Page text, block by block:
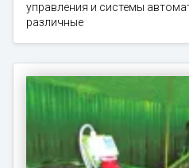
управления и системы
различные